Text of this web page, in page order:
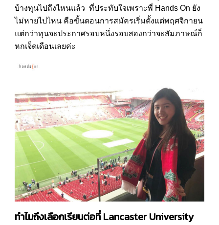
บ้างทุนไปถึงไหนแล้ว ที่ประทับใจเพราะพี่ Hands On ยัง
ไม่หายไปไหน คือขั้นตอนการสมัครเริ่มตั้งแต่พฤศจิกายน
แต่กว่าทุนจะประกาศรอบหนึ่งรอบสองกว่าจะสัมภาษณ์ก็
หกเจ็ดเดือนเลยค่ะ
ทำไมถึงเลือกเรียนต่อที่ Lancaster University